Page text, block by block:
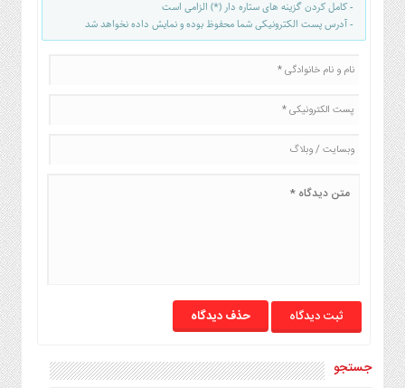
صنایع
غذایی
و
بین
الملل
روز
گوناگون
- کامل کردن گزینه های ستاره دار (*) الزامی است
- آدرس پست الکترونیکی شما محفوظ بوده و نمایش داده نخواهد شد
حذف دیدگاه
جستجو